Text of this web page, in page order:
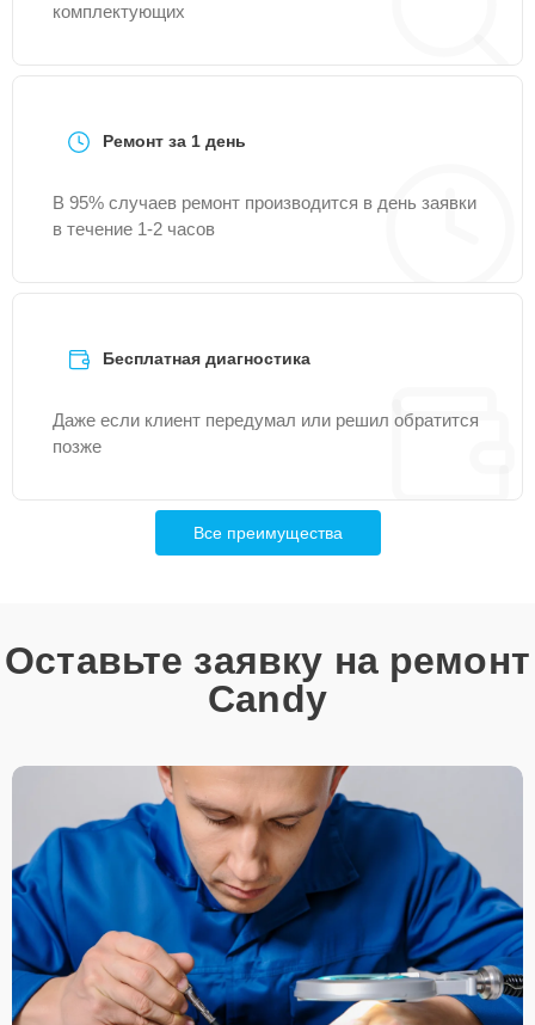
комплектующих
Ремонт за 1 день
В 95% случаев ремонт производится в день заявки
в течение 1-2 часов
Бесплатная диагностика
Даже если клиент передумал или решил обратится
позже
Все преимущества
Оставьте заявку на ремонт
Candy